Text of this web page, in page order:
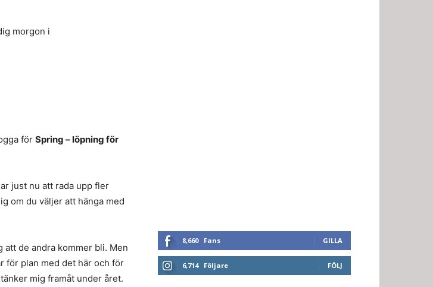
morgon i
för Spring – löpning för
just nu att rada upp fler
om du väljer att hänga med
de andra kommer bli. Men
för plan med det här och för
mig framåt under året.
8,660 Fans GILLA
6,714 Följare FÖLJ